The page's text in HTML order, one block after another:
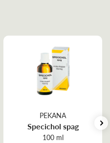
PEKANA
Specichol spag
100 ml